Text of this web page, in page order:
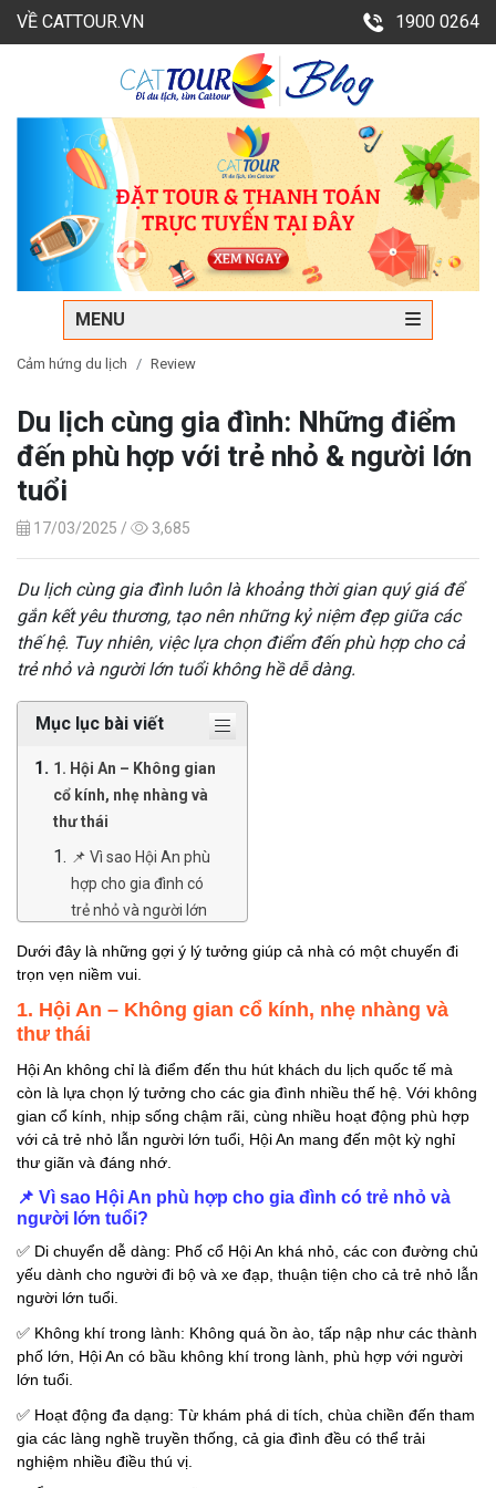
VỀ CATTOUR.VN 1900 0264
MENU
Cảm hứng du lịch Review
Du lịch cùng gia đình: Những điểm
đến phù hợp với trẻ nhỏ & người lớn
tuổi
17/03/2025 / 3,685
Du lịch cùng gia đình luôn là khoảng thời gian quý giá để
gắn kết yêu thương, tạo nên những kỷ niệm đẹp giữa các
thế hệ. Tuy nhiên, việc lựa chọn điểm đến phù hợp cho cả
trẻ nhỏ và người lớn tuổi không hề dễ dàng.
Mục lục bài viết
1. Hội An – Không gian
cổ kính, nhẹ nhàng và
thư thái
📌 Vì sao Hội An phù
hợp cho gia đình có
trẻ nhỏ và người lớn
🏡 Gợi ý nơi lưu trú
An
khi du lịch Hội An
cùng gia đình
2. Đà Lạt – Thành phố
ngàn hoa, khí hậu dễ
chịu
điểm đến lý tưởng
cho gia đình có trẻ
tuổi?
đình
📢 Mẹo nhỏ khi du
Dưới đây là những gợi ý lý tưởng giúp cả nhà có một chuyến đi
trọn vẹn niềm vui.
1. Hội An – Không gian cổ kính, nhẹ nhàng và
thư thái
Hội An không chỉ là điểm đến thu hút khách du lịch quốc tế mà
còn là lựa chọn lý tưởng cho các gia đình nhiều thế hệ. Với không
gian cổ kính, nhịp sống chậm rãi, cùng nhiều hoạt động phù hợp
với cả trẻ nhỏ lẫn người lớn tuổi, Hội An mang đến một kỳ nghỉ
thư giãn và đáng nhớ.
📌 Vì sao Hội An phù hợp cho gia đình có trẻ nhỏ và
người lớn tuổi?
✅ Di chuyển dễ dàng: Phố cổ Hội An khá nhỏ, các con đường chủ
yếu dành cho người đi bộ và xe đạp, thuận tiện cho cả trẻ nhỏ lẫn
người lớn tuổi.
✅ Không khí trong lành: Không quá ồn ào, tấp nập như các thành
phố lớn, Hội An có bầu không khí trong lành, phù hợp với người
lớn tuổi.
✅ Hoạt động đa dạng: Từ khám phá di tích, chùa chiền đến tham
gia các làng nghề truyền thống, cả gia đình đều có thể trải
nghiệm nhiều điều thú vị.